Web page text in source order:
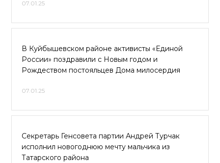
07.01.25
В Куйбышевском районе активисты «Единой
России» поздравили с Новым годом и
Рождеством постояльцев Дома милосердия
07.01.25
Секретарь Генсовета партии Андрей Турчак
исполнил новогоднюю мечту мальчика из
Татарского района